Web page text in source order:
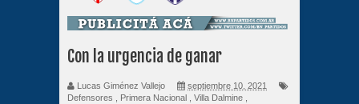
Con la urgencia de ganar
Lucas Giménez Vallejo
septiembre 10, 2021
Defensores
Primera Nacional Villa Dalmine